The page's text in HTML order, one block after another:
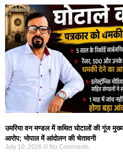
उमरिया वन मण्डल में कथित घोटालों की गूंज
आरोप; भोपाल में आंदोलन की चेतावनी
July 10, 2026 No Comments